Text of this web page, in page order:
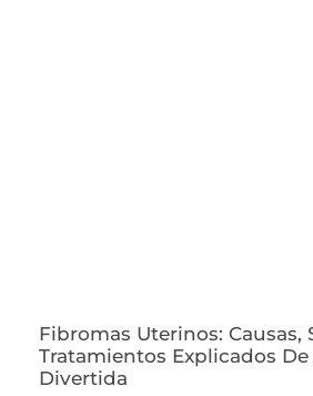
Fibromas Uterinos: Causas,
Tratamientos Explicados
Divertida